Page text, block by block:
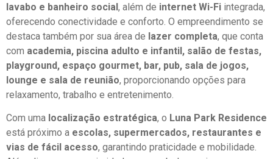
lavabo e banheiro social, além de internet Wi-Fi integrada,
oferecendo conectividade e conforto. O empreendimento se
destaca também por sua área de lazer completa, que conta
com academia, piscina adulto e infantil, salão de festas,
playground, espaço gourmet, bar, pub, sala de jogos,
lounge e sala de reunião, proporcionando opções para
relaxamento, trabalho e entretenimento.
Com uma localização estratégica, o Luna Park Residence
está próximo a escolas, supermercados, restaurantes e
vias de fácil acesso, garantindo praticidade e mobilidade.